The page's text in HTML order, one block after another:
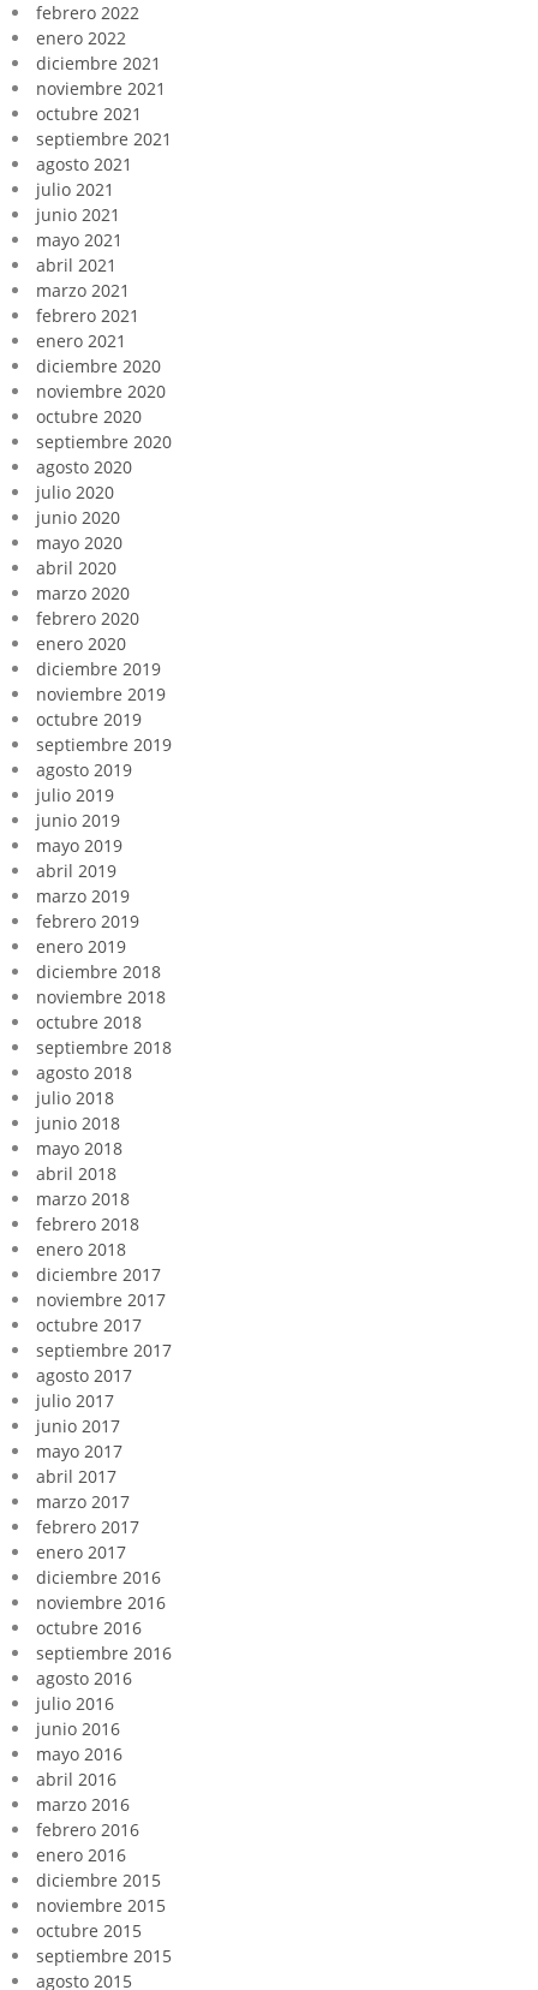
febrero 2022
enero 2022
diciembre 2021
noviembre 2021
octubre 2021
septiembre 2021
agosto 2021
julio 2021
junio 2021
mayo 2021
abril 2021
marzo 2021
febrero 2021
enero 2021
diciembre 2020
noviembre 2020
octubre 2020
septiembre 2020
agosto 2020
julio 2020
junio 2020
mayo 2020
abril 2020
marzo 2020
febrero 2020
enero 2020
diciembre 2019
noviembre 2019
octubre 2019
septiembre 2019
agosto 2019
julio 2019
junio 2019
mayo 2019
abril 2019
marzo 2019
febrero 2019
enero 2019
diciembre 2018
noviembre 2018
octubre 2018
septiembre 2018
agosto 2018
julio 2018
junio 2018
mayo 2018
abril 2018
marzo 2018
febrero 2018
enero 2018
diciembre 2017
noviembre 2017
octubre 2017
septiembre 2017
agosto 2017
julio 2017
junio 2017
mayo 2017
abril 2017
marzo 2017
febrero 2017
enero 2017
diciembre 2016
noviembre 2016
octubre 2016
septiembre 2016
agosto 2016
julio 2016
junio 2016
mayo 2016
abril 2016
marzo 2016
febrero 2016
enero 2016
diciembre 2015
noviembre 2015
octubre 2015
septiembre 2015
agosto 2015